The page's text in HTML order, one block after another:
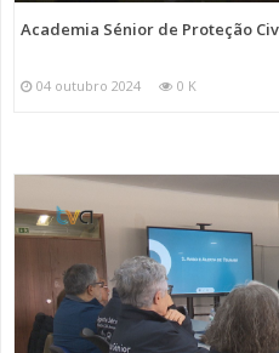
Academia Sénior de Proteção
04 outubro 2024 0 K